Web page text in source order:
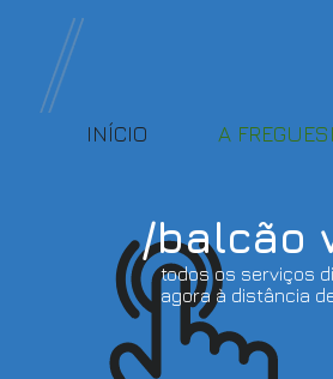
INÍCIO A
/balcão
todos os serviços
agora à distância